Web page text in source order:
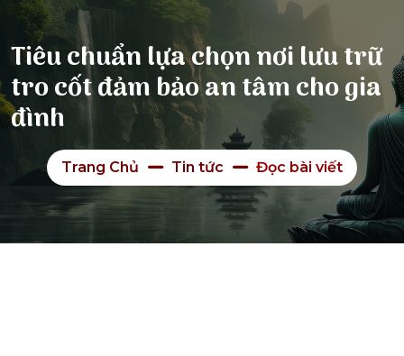
Tiêu chuẩn lựa chọn nơi lưu trữ
tro cốt đảm bảo an tâm cho gia
đình
Trang Chủ Tin tức Đọc bài viết